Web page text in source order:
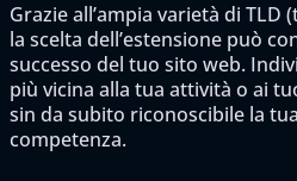
Grazie all’ampia varietà di TLD
la scelta dell’estensione può
successo del tuo sito web.
più vicina alla tua attività o ai
sin da subito riconoscibile la
competenza.